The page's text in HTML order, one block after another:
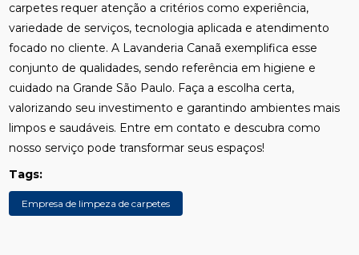
carpetes requer atenção a critérios como experiência,
variedade de serviços, tecnologia aplicada e atendimento
focado no cliente. A Lavanderia Canaã exemplifica esse
conjunto de qualidades, sendo referência em higiene e
cuidado na Grande São Paulo. Faça a escolha certa,
valorizando seu investimento e garantindo ambientes mais
limpos e saudáveis. Entre em contato e descubra como
nosso serviço pode transformar seus espaços!
Tags:
Empresa de limpeza de carpetes